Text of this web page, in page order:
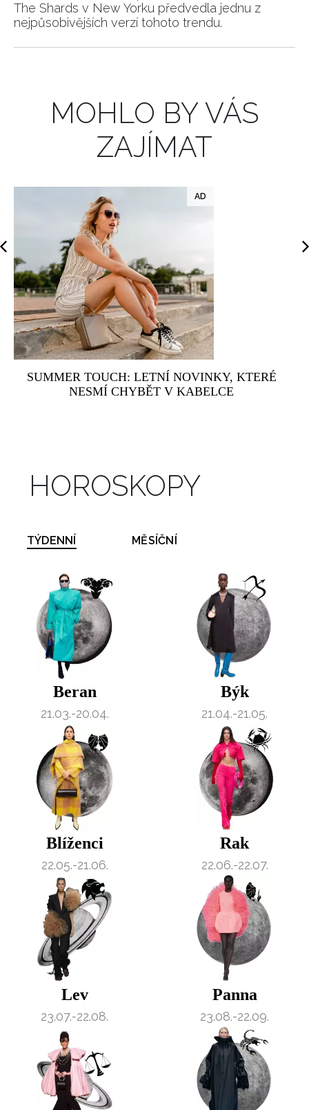
The Shards v New Yorku předvedla jednu z
nejpůsobivějších verzí tohoto trendu.
MOHLO BY VÁS
ZAJÍMAT
SUMMER TOUCH: LETNÍ NOVINKY, KTERÉ
NESMÍ CHYBĚT V KABELCE
HOROSKOPY
TÝDENNÍ MĚSÍČNÍ
Beran
21.03.-20.04.
Býk
21.04.-21.05.
Blíženci
22.05.-21.06.
Rak
22.06.-22.07.
Lev
23.07.-22.08.
Panna
23.08.-22.09.